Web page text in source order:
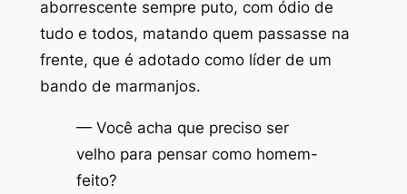
aborrescente sempre puto, com ódio de
tudo e todos, matando quem passasse na
frente, que é adotado como líder de um
bando de marmanjos.
— Você acha que preciso ser
velho para pensar como homem-
feito?